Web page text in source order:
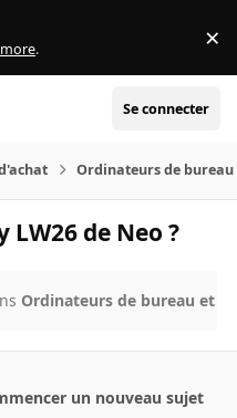
. ×
Se connecter
Ordinateurs de bureau
de Neo ?
Ordinateurs de bureau et
un nouveau sujet